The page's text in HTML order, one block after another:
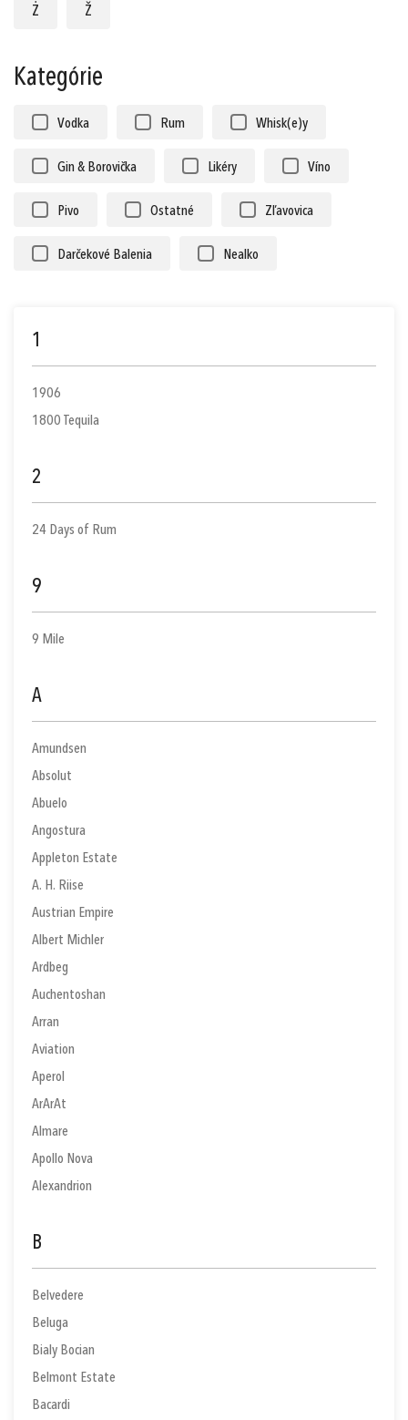
Ż Ž
Kategórie
Vodka Rum Whisk(e)y
Gin & Borovička Likéry Víno
Pivo Ostatné Zľavovica
Darčekové Balenia Nealko
1
1906
1800 Tequila
2
24 Days of Rum
9
9 Mile
A
Amundsen
Absolut
Abuelo
Angostura
Appleton Estate
A. H. Riise
Austrian Empire
Albert Michler
Ardbeg
Auchentoshan
Arran
Aviation
Aperol
ArArAt
Almare
Apollo Nova
Alexandrion
B
Belvedere
Beluga
Bialy Bocian
Belmont Estate
Bacardi